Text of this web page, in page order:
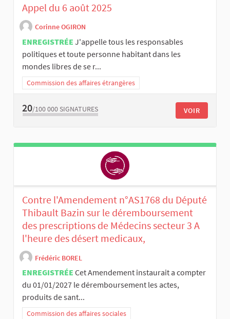
Appel du 6 août 2025
Corinne OGIRON
ENREGISTRÉE J'appelle tous les responsables
politiques et toute personne habitant dans les
mondes libres de se r...
Commission des affaires étrangères
20/100 000 SIGNATURES VOIR
Contre l'Amendement n°AS1768 du Député
Thibault Bazin sur le déremboursement
des prescriptions de Médecins secteur 3 A
l'heure des désert medicaux,
Frédéric BOREL
ENREGISTRÉE Cet Amendement instaurait a compter
du 01/01/2027 le déremboursement les actes,
produits de sant...
Commission des affaires sociales